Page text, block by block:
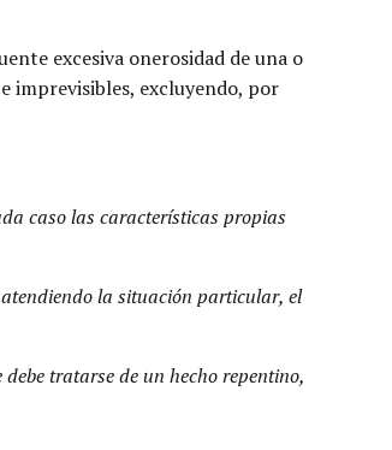
excesiva onerosidad de una o
imprevisibles, excluyendo, por
caso las características propias
atendiendo la situación particular, el
tratarse de un hecho repentino,